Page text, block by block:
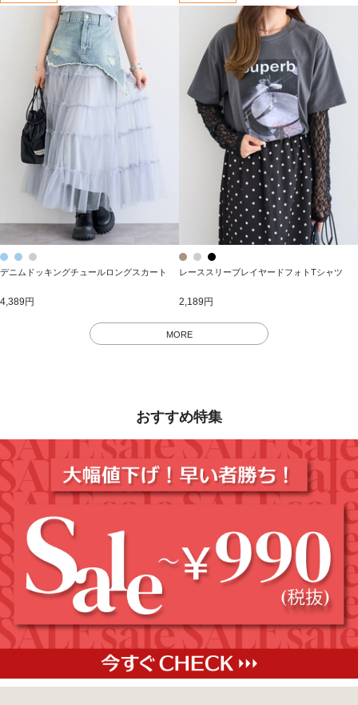
デニムドッキングチュールロングスカート
4,389円
レーススリーブレイヤードフォトTシャツ
2,189円
MORE
おすすめ特集